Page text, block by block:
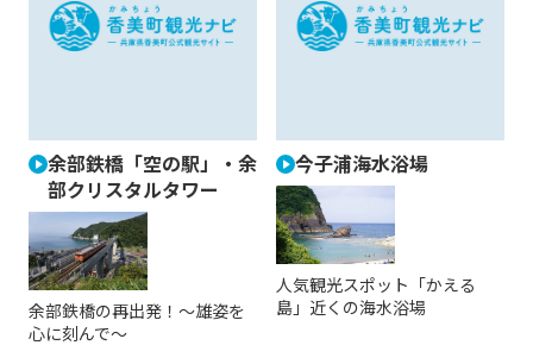
余部鉄橋「空の駅」・余
部クリスタルタワー
余部鉄橋の再出発！～雄姿を
心に刻んで～
今子浦海水浴場
人気観光スポット「かえる
島」近くの海水浴場